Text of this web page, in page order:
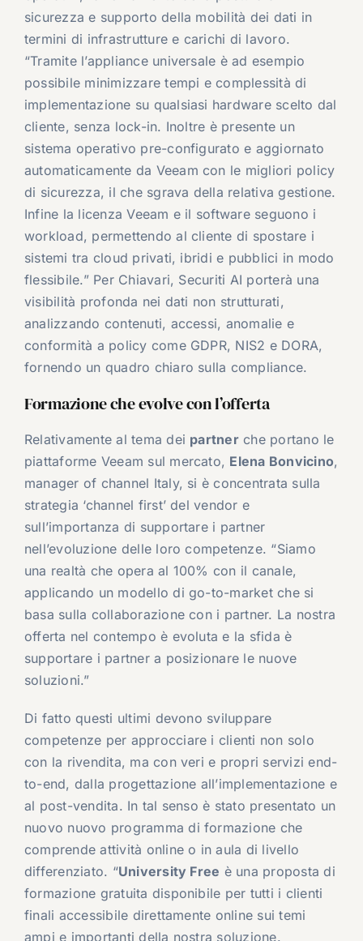
sicurezza e supporto della mobilità dei dati in
termini di infrastrutture e carichi di lavoro.
“Tramite l’appliance universale è ad esempio
possibile minimizzare tempi e complessità di
implementazione su qualsiasi hardware scelto dal
cliente, senza lock-in. Inoltre è presente un
sistema operativo pre-configurato e aggiornato
automaticamente da Veeam con le migliori policy
di sicurezza, il che sgrava della relativa gestione.
Infine la licenza Veeam e il software seguono i
workload, permettendo al cliente di spostare i
sistemi tra cloud privati, ibridi e pubblici in modo
flessibile.” Per Chiavari, Securiti AI porterà una
visibilità profonda nei dati non strutturati,
analizzando contenuti, accessi, anomalie e
conformità a policy come GDPR, NIS2 e DORA,
fornendo un quadro chiaro sulla compliance.
Formazione che evolve con l’offerta
Relativamente al tema dei partnerche portano le
piattaforme Veeam sul mercato, Elena Bonvicino,
manager of channel Italy, si è concentrata sulla
strategia ‘channel first’ del vendor e
sull’importanza di supportare i partner
nell’evoluzione delle loro competenze. “Siamo
una realtà che opera al 100% con il canale,
applicando un modello di go-to-market che si
basa sulla collaborazione con i partner. La nostra
offerta nel contempo è evoluta e la sfida è
supportare i partner a posizionare le nuove
soluzioni.”
Di fatto questi ultimi devono sviluppare
competenze per approcciare i clienti non solo
con la rivendita, ma con veri e propri servizi end-
to-end, dalla progettazione all’implementazione e
al post-vendita. In tal senso è stato presentato un
nuovo nuovo programma di formazione che
comprende attività online o in aula di livello
differenziato. “University Free è una proposta di
formazione gratuita disponibile per tutti i clienti
finali accessibile direttamente online sui temi
ampi e importanti della nostra soluzione.